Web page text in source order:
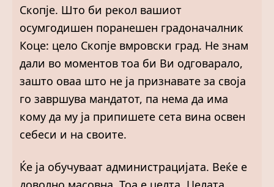
Скопје. Што би рекол вашиот
осумгодишен поранешен градоначалник
Коце: цело Скопје вмровски град. Не знам
дали во моментов тоа би Ви одговарало,
зашто оваа што не ја признавате за своја
го завршува мандатот, па нема да има
кому да му ја припишете сета вина освен
себеси и на своите.
Ќе ја обучуваат администрацијата. Веќе е